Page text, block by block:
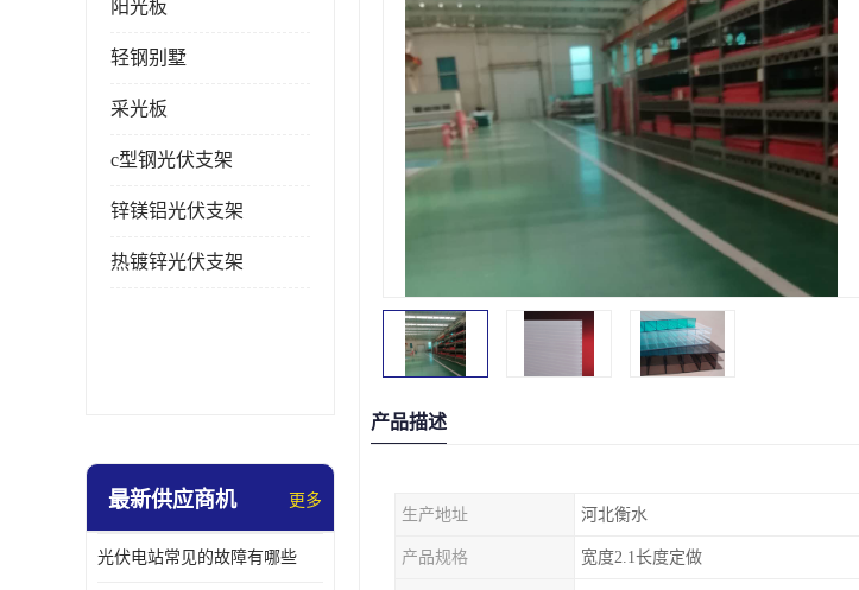
阳光板
轻钢别墅
采光板
c型钢光伏支架
锌镁铝光伏支架
热镀锌光伏支架
最新供应商机 更多
光伏电站常见的故障有哪些
产品描述
生产地址 河北衡水
产品规格 宽度2.1长度定做